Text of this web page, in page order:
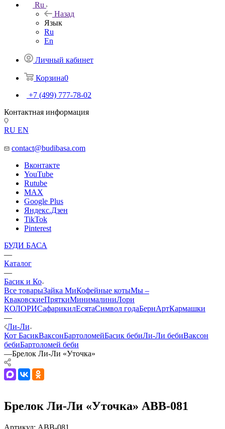
Ru
Назад
Язык
Ru
En
Личный кабинет
Корзина0
+7 (499) 777-78-02
Контактная информация
RU EN
contact@budibasa.com
Вконтакте
YouTube
Rutube
MAX
Google Plus
Яндекс.Дзен
TikTok
Pinterest
БУДИ БАСА
—
Каталог
—
Басик и Ко
Все товарыЗайка МиКофейные котыМы –
КваковскиеПряткиМинималиниЛори
КОЛОРИСафарикилЕсятаСимвол годаБернАртКармашки
—
Ли-Ли
Кот БасикВаксонБартоломейБасик бебиЛи-Ли бебиВаксон
бебиБартоломей беби
—Брелок Ли-Ли «Уточка»
Брелок Ли-Ли «Уточка» АВВ-081
Артикул: ABB-081